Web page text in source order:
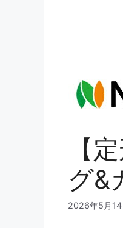
【
グ&
2026年5月14